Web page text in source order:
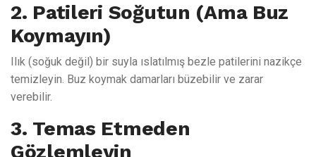
2. Patileri Soğutun (Ama Buz
Koymayın)
Ilık (soğuk değil) bir suyla ıslatılmış bezle patilerini nazikçe
temizleyin. Buz koymak damarları büzebilir ve zarar
verebilir.
3. Temas Etmeden
Gözlemleyin